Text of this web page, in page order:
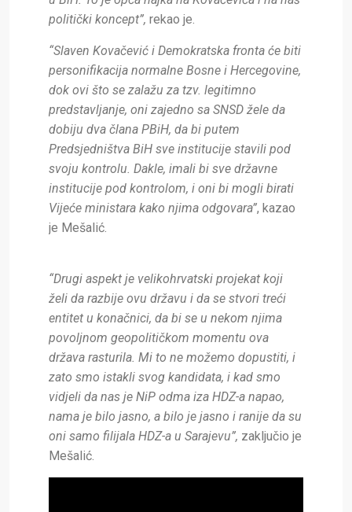
politički koncept”, rekao je.
“Slaven Kovačević i Demokratska fronta će biti
personifikacija normalne Bosne i Hercegovine,
dok ovi što se zalažu za tzv. legitimno
predstavljanje, oni zajedno sa SNSD žele da
dobiju dva člana PBiH, da bi putem
Predsjedništva BiH sve institucije stavili pod
svoju kontrolu. Dakle, imali bi sve državne
institucije pod kontrolom, i oni bi mogli birati
Vijeće ministara kako njima odgovara”, kazao
je Mešalić.
“Drugi aspekt je velikohrvatski projekat koji
želi da razbije ovu državu i da se stvori treći
entitet u konačnici, da bi se u nekom njima
povoljnom geopolitičkom momentu ova
država rasturila. Mi to ne možemo dopustiti, i
zato smo istakli svog kandidata, i kad smo
vidjeli da nas je NiP odma iza HDZ-a napao,
nama je bilo jasno, a bilo je jasno i ranije da su
oni samo filijala HDZ-a u Sarajevu”, zaključio je
Mešalić.